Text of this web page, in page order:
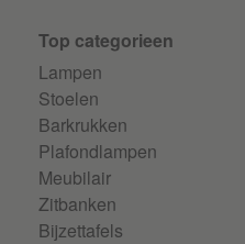
Top categorieen
Lampen
Stoelen
Barkrukken
Plafondlampen
Meubilair
Zitbanken
Bijzettafels